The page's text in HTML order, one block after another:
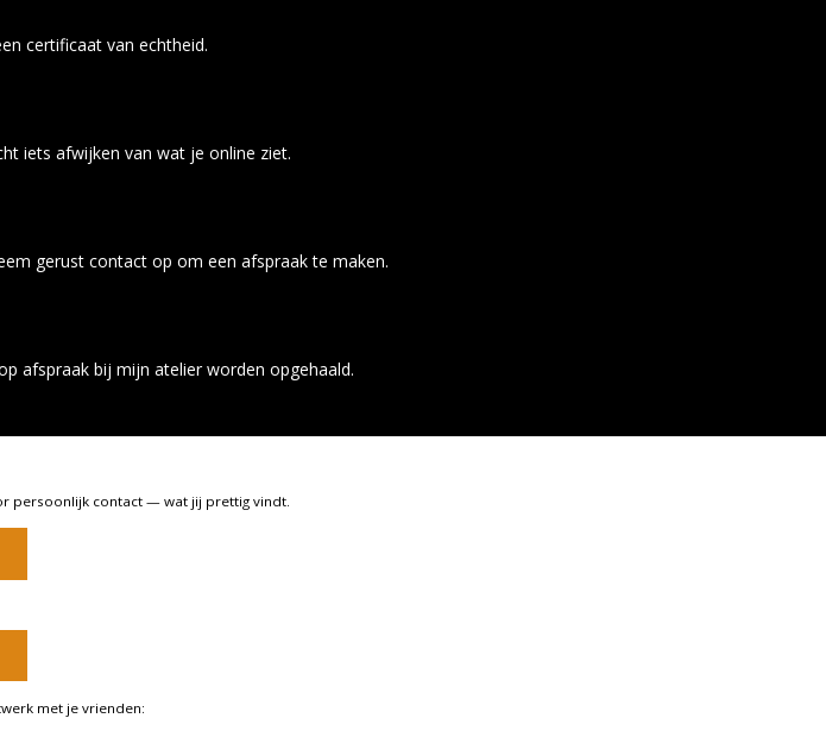
certificaat van echtheid.
iets afwijken van wat je online ziet.
gerust contact op om een afspraak te maken.
afspraak bij mijn atelier worden opgehaald.
persoonlijk contact — wat jij prettig vindt.
met je vrienden: